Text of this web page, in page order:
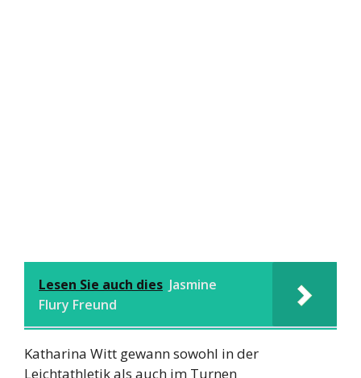
Lesen Sie auch dies Jasmine
Flury Freund
Katharina Witt gewann sowohl in der
Leichtathletik als auch im Turnen